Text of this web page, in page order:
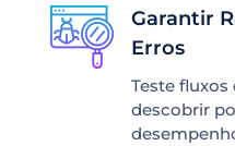
Garantir
Erros
Teste fluxos
descobrir